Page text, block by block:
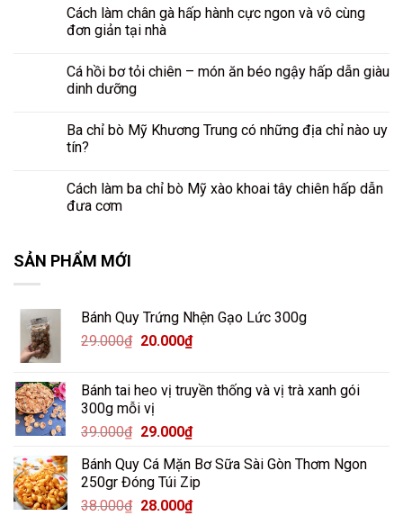
Cách làm chân gà hấp hành cực ngon và vô cùng
đơn giản tại nhà
Cá hồi bơ tỏi chiên – món ăn béo ngậy hấp dẫn giàu
dinh dưỡng
Ba chỉ bò Mỹ Khương Trung có những địa chỉ nào uy
tín?
Cách làm ba chỉ bò Mỹ xào khoai tây chiên hấp dẫn
đưa cơm
SẢN PHẨM MỚI
Bánh Quy Trứng Nhện Gạo Lức 300g
29.000₫ Giá
29.000₫.
20.000₫Giá
là:
Bánh tai heo vị truyền thống và vị trà xanh gói
300g mỗi vị
39.000₫ Giá
là:
39.000₫.
29.000₫Giá
tại
là:
29.000₫.
Bánh Quy Cá Mặn Bơ Sữa Sài Gòn Thơm Ngon
250gr Đóng Túi Zip
38.000₫ Giá
28.000₫Giá